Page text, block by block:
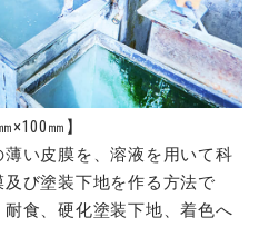
㎜】
い皮膜を、溶液を用いて科
び塗装下地を作る方法で
食、硬化塗装下地、着色へ